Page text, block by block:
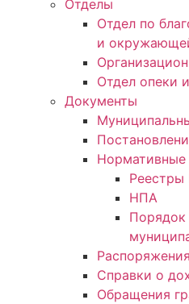
Отделы
Отдел по
и
Отдел опеки
Документы
Нормативные
НПА
Порядок
Распоряжения
Справки о
Обращения